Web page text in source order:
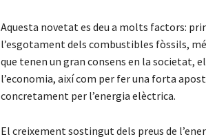
Aquesta novetat es deu a molts factors:
l’esgotament dels combustibles fòssils,
que tenen un gran consens en la societat,
l’economia, així com per fer una forta
concretament per l’energia elèctrica.
El creixement sostingut dels preus de